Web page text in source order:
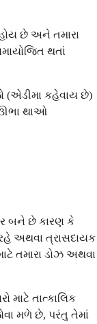
છે અને તમારા
થતાં
(એડીમા કહેવાય છે)
ઊભા થાઓ
બને છે કારણ કે
અથવા ત્રાસદાયક
તમારા ડોઝ અથવા
તાત્કાલિક
મળે છે, પરંતુ તેમાં